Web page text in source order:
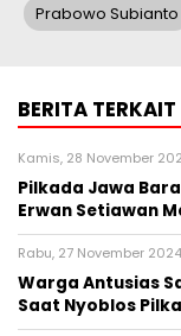
Prabowo Subianto
BERITA TERKAIT
Kamis, 28 November
Pilkada Jawa
Erwan Setiawan
Rabu, 27 November
Warga Antusias
Saat Nyoblos